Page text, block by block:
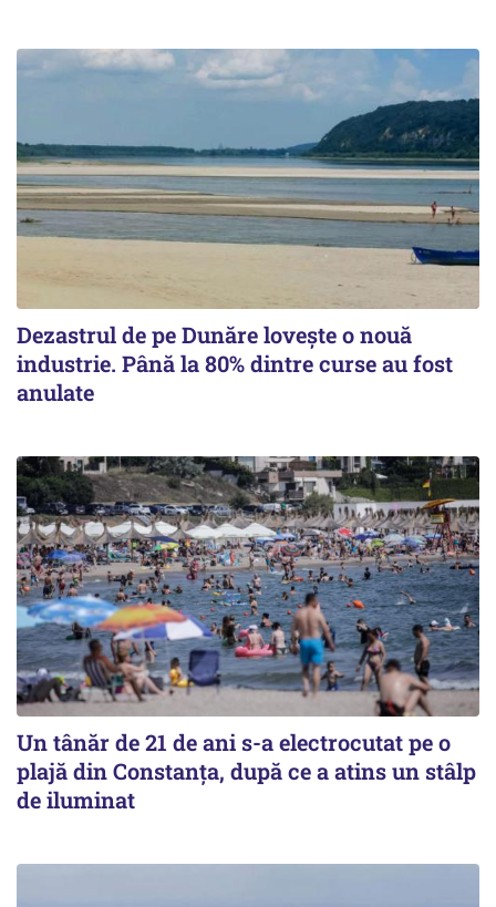
Dezastrul de pe Dunăre lovește o nouă
industrie. Până la 80% dintre curse au fost
anulate
Un tânăr de 21 de ani s-a electrocutat pe o
plajă din Constanța, după ce a atins un stâlp
de iluminat